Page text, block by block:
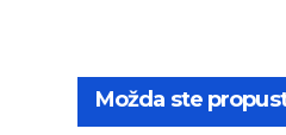
Možda ste